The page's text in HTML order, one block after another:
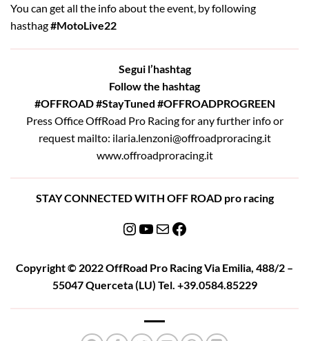
You can get all the info about the event, by following
hasthag#MotoLive22
Segui l’hashtag
Follow the hashtag
#OFFROAD#StayTuned #OFFROADPROGREEN
Press Office OffRoad Pro Racing for any further info or
request mailto: ilaria.lenzoni@offroadproracing.it
www.offroadproracing.it
STAY CONNECTED WITH OFF ROAD pro racing
Instagram
YouTube
EmailFacebook
Copyright © 2022 OffRoad Pro Racing Via Emilia, 488/2 –
55047 Querceta (LU) Tel. +39.0584.85229